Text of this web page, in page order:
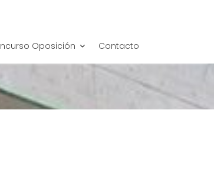
Oposición Contacto